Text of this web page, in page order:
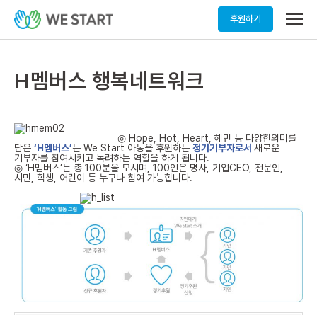
후원하기
메
열
H멤버스 행복네트워크
◎ Hope, Hot, Heart, 혜민 등 다양한의미를
담은 ‘H 멤버스’는 We Start 아동을 후원하는 정기기부자로서 새로운
기부자를 참여시키고 독려하는 역할을 하게 됩니다.
◎ ‘H멤버스’는 총 100분을 모시며 , 100인은 명사 기업CEO, 전문인
시민
학생 어린이 등 누구나 참여 가능합니다.